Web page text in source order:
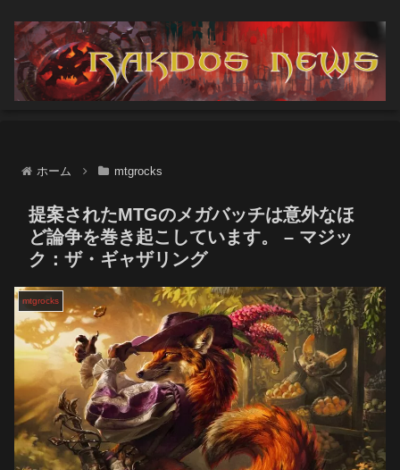
ホーム mtgrocks
提案されたMTGのメガバッチは意外なほ
ど論争を巻き起こしています。 – マジッ
ク：ザ・ギャザリング
mtgrocks